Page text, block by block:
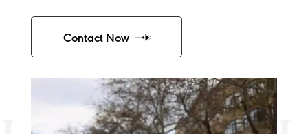
Contact Now